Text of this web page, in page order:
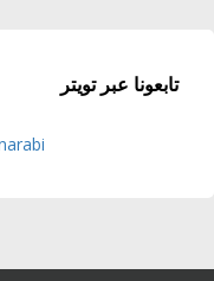
تابعونا عبر تويتر